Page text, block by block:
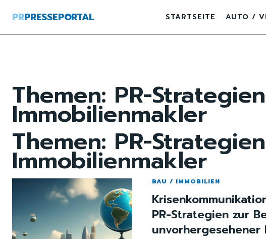
PRPRESSEPORTAL STARTSEITE AUTO /
Themen: PR-
Immobilienmakler
Themen: PR-
Immobilienmakler
BAU / IMMOBILIEN
PR-Strategien zur